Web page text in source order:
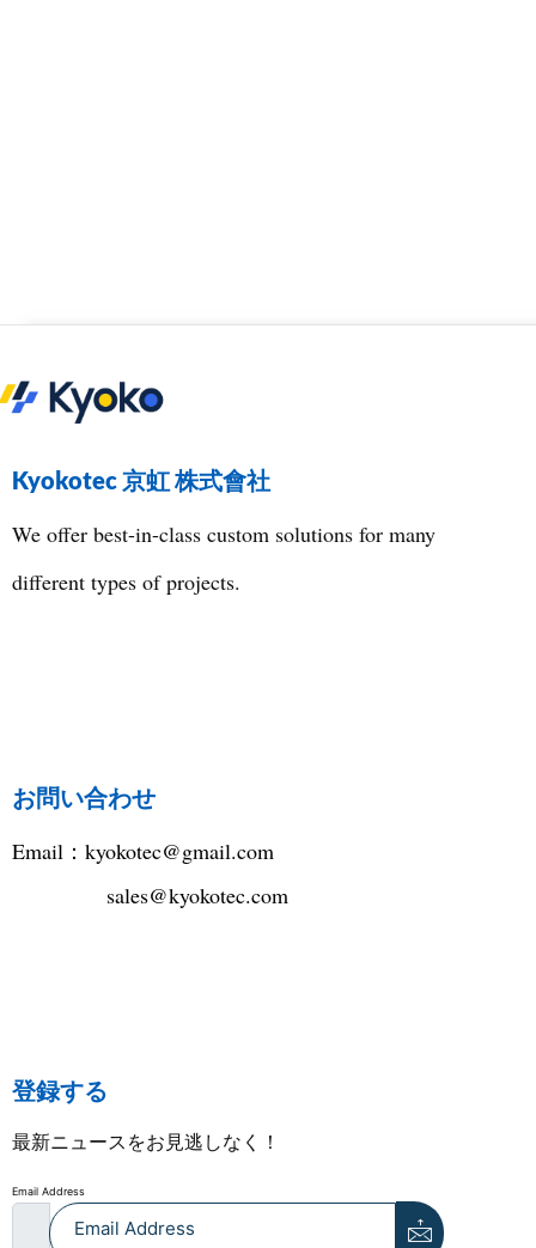
Kyokotec 京虹 株式會社
We offer best-in-class custom solutions for many
different types of projects.
お問い合わせ
Email： kyokotec@gmail.com
sales@kyokotec.com
登録する
最新ニュースをお見逃しなく！
Email Address